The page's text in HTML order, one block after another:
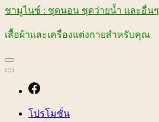
ชามูไนซ์ : ชุดนอน ชุดว่ายน้ำ และอื่นๆ
เสื้อผ้าและเครื่องแต่งกายสำหรับคุณ
โปรโมชั่น